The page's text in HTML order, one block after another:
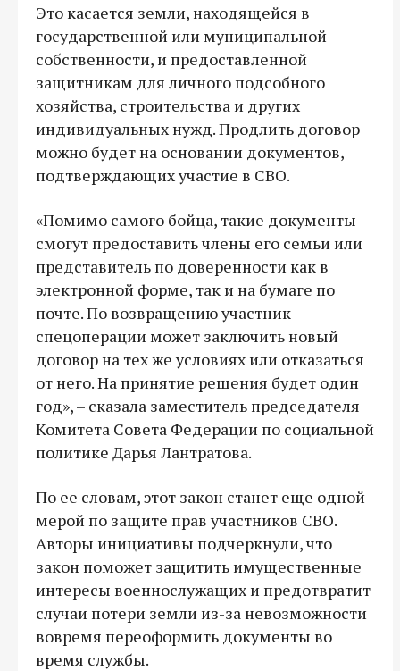
Это касается земли, находящейся в
государственной или муниципальной
собственности, и предоставленной
защитникам для личного подсобного
хозяйства, строительства и других
индивидуальных нужд. Продлить договор
можно будет на основании документов,
подтверждающих участие в СВО.
«Помимо самого бойца, такие документы
смогут предоставить члены его семьи или
представитель по доверенности как в
электронной форме, так и на бумаге по
почте. По возвращению участник
спецоперации может заключить новый
договор на тех же условиях или отказаться
от него. На принятие решения будет один
год», – сказала заместитель председателя
Комитета Совета Федерации по социальной
политике Дарья Лантратова.
По ее словам, этот закон станет еще одной
мерой по защите прав участников СВО.
Авторы инициативы подчеркнули, что
закон поможет защитить имущественные
интересы военнослужащих и предотвратит
случаи потери земли из-за невозможности
вовремя переоформить документы во
время службы.